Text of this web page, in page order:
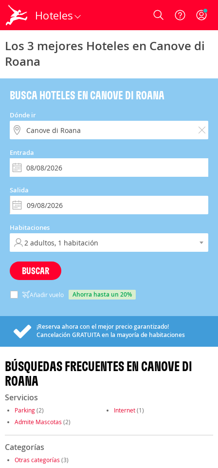
Hoteles Login
Los 3 mejores Hoteles en Canove di
Roana
BUSCA HOTELES EN CANOVE DI ROANA
Dónde ir
Entrada
Salida
Habitaciones
BUSCAR
Añadir vuelo ahorra hasta un 20%
¡Reserva ahora con el mejor precio garantizado!
Cancelación GRATUITAen la mayoría de habitaciones
BÚSQUEDAS FRECUENTES EN CANOVE DI
ROANA
Servicios
Parking(2) Internet(1)
Admite Mascotas (2)
Categorías
Otras categorías (3)